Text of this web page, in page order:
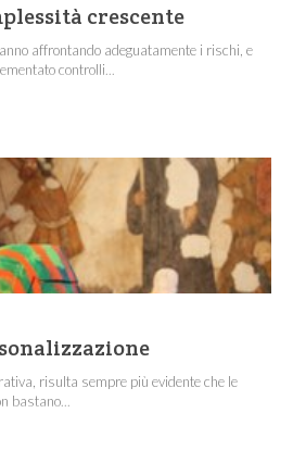
crescente
affrontando adeguatamente i rischi, e
controlli...
risulta sempre più evidente che le
bastano...